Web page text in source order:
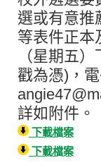
選或有意推
等表件正本
（星期五
戳為憑)，
詳如附件。
下載檔案
下載檔案